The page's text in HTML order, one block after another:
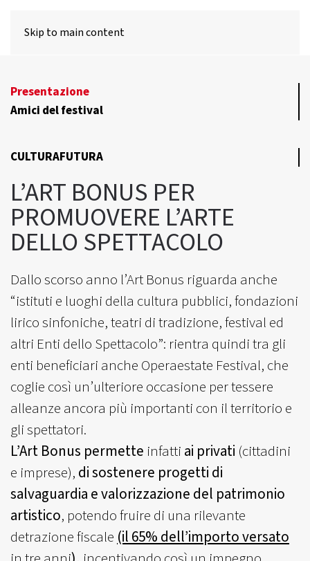
Skip to main content
Presentazione
Amici del festival
CULTURAFUTURA
L’ART BONUS PER
PROMUOVERE L’ARTE
DELLO SPETTACOLO
Dallo scorso anno l’Art Bonus riguarda anche
“istituti e luoghi della cultura pubblici, fondazioni
lirico sinfoniche, teatri di tradizione, festival ed
altri Enti dello Spettacolo”: rientra quindi tra gli
enti beneficiari anche Operaestate Festival, che
coglie così un’ulteriore occasione per tessere
alleanze ancora più importanti con il territorio e
gli spettatori.
L’Art Bonus permette infatti ai privati (cittadini
e imprese), di sostenere progetti di
salvaguardia e valorizzazione del patrimonio
artistico, potendo fruire di una rilevante
detrazione fiscale (il 65% dell’importo versato